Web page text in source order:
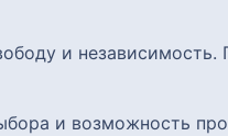
и
и возможность